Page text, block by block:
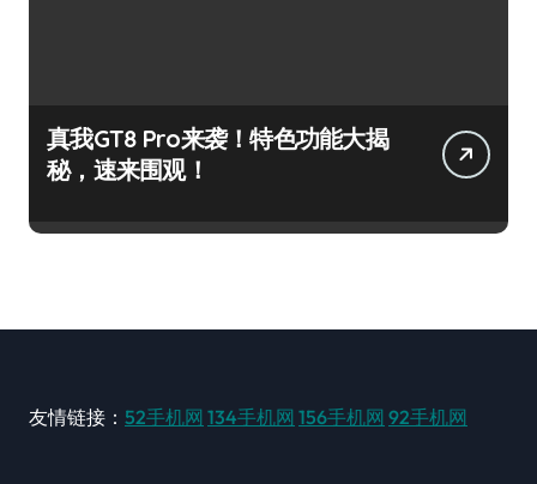
真我GT8 Pro来袭！特色功能大揭
秘，速来围观！
友情链接： 52手机网 134手机网 156手机网 92手机网